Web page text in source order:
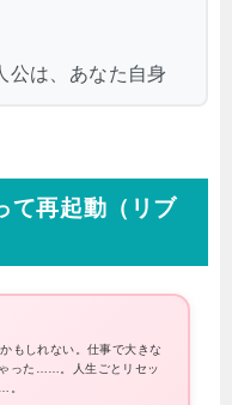
公は、あなた自身
て再起動（リブ
もしれない。仕事で大きな
った……。人生ごとリセッ
。